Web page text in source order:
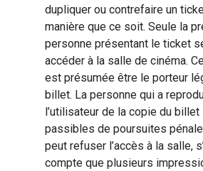
dupliquer ou contrefaire un
manière que ce soit. Seule la
personne présentant le ticket
accéder à la salle de cinéma.
est présumée être le porteur
billet. La personne qui a
l’utilisateur de la copie du billet
passibles de poursuites
peut refuser l’accès à la salle,
compte que plusieurs